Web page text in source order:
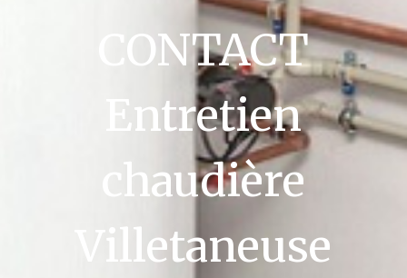
CONTACT
Entretien
chaudière
Villetaneuse